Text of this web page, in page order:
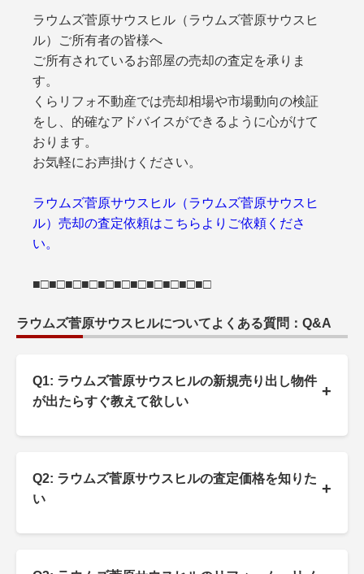
ラウムズ菅原サウスヒル（ラウムズ菅原サウスヒ
ル）ご所有者の皆様へ
ご所有されているお部屋の売却の査定を承りま
す。
くらリフォ不動産では売却相場や市場動向の検証
をし、的確なアドバイスができるように心がけて
おります。
お気軽にお声掛けください。
ラウムズ菅原サウスヒル（ラウムズ菅原サウスヒ
ル）売却の査定依頼はこちらよりご依頼くださ
い。
■□■□■□■□■□■□■□■□■□■□■□
ラウムズ菅原サウスヒルについてよくある質問：Q&A
Q1: ラウムズ菅原サウスヒルの新規売り出し物件
が出たらすぐ教えて欲しい
+
Q2: ラウムズ菅原サウスヒルの査定価格を知りた
い
+